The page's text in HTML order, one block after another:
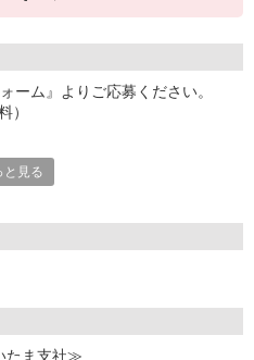
ーム』よりご応募ください。
）
けるとスムーズです。
間受付中です！
ださい。
と見る
たま支社≫